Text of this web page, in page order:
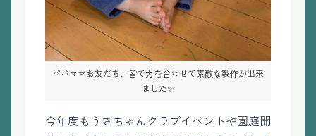
パパママお友だち、皆で力を合わせて素敵な製作が出来
ました✨
今年度もうさちゃんクラブイベントや園庭開